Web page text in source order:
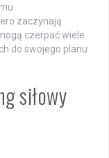
zaczynają
czerpać wiele
do swojego planu
siłowy